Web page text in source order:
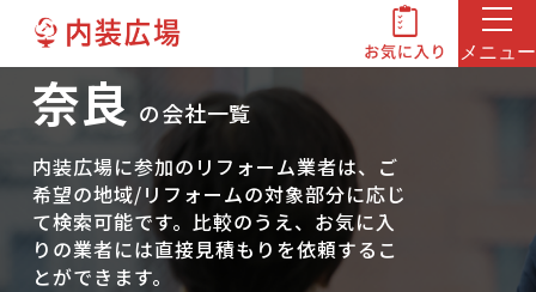
メニュー
奈良 の会社一覧
内装広場に参加のリフォーム業者は、ご
希望の地域/リフォームの対象部分に応じ
て検索可能です。比較のうえ、お気に入
りの業者には直接見積もりを依頼するこ
とができます。